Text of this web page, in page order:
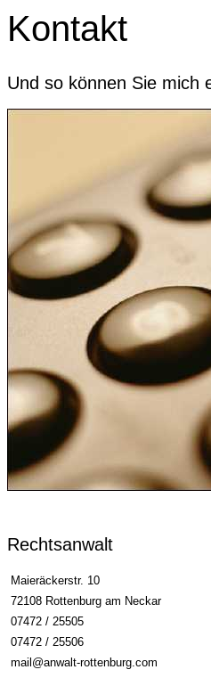
Kontakt
Und so können Sie mich
Rechtsanwalt
Maieräckerstr. 10
72108 Rottenburg am Neckar
07472 / 25505
07472 / 25506
mail@anwalt-rottenburg.com